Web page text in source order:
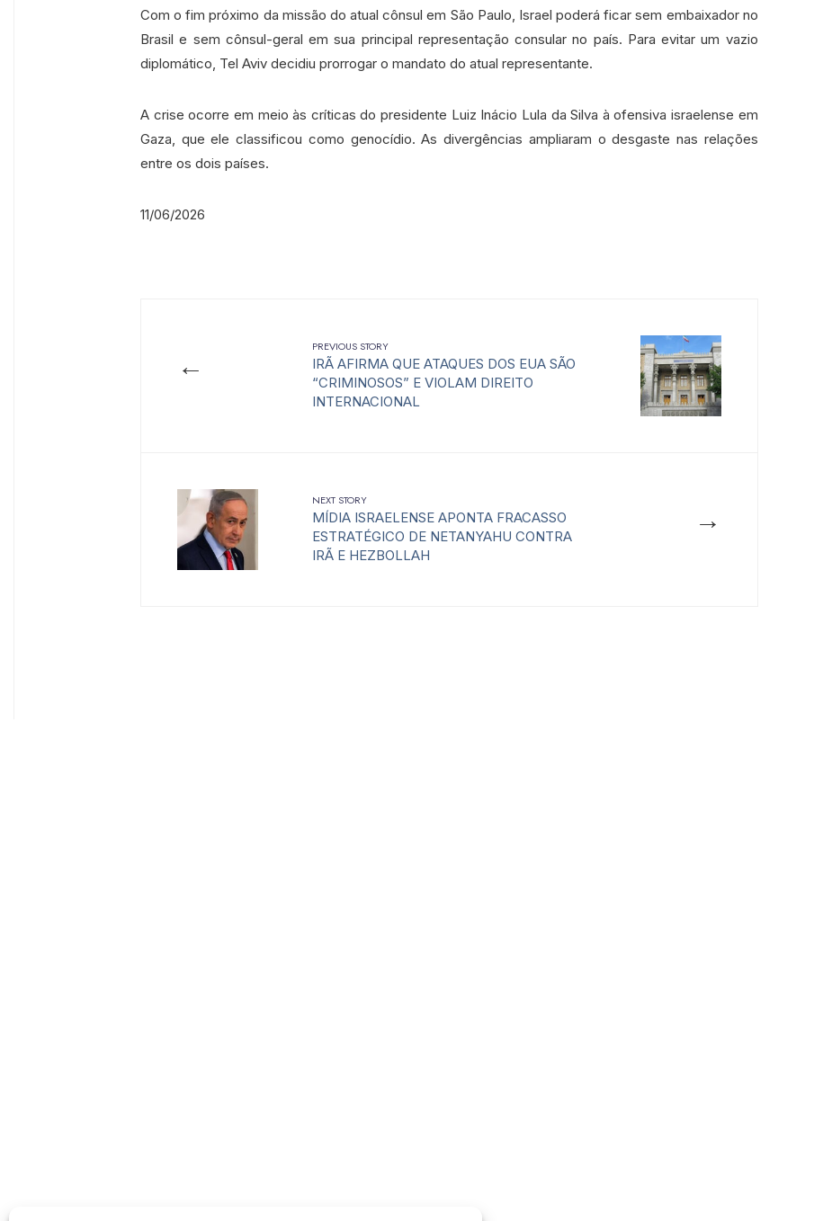
Com o fim próximo da missão do atual cônsul em São Paulo, Israel poderá ficar sem embaixador no
Brasil e sem cônsul-geral em sua principal representação consular no país. Para evitar um vazio
diplomático, Tel Aviv decidiu prorrogar o mandato do atual representante.
A crise ocorre em meio às críticas do presidente Luiz Inácio Lula da Silva à ofensiva israelense em
Gaza, que ele classificou como genocídio. As divergências ampliaram o desgaste nas relações
entre os dois países.
11/06/2026
←
PREVIOUS STORY
IRÃ AFIRMA QUE ATAQUES DOS EUA SÃO
“CRIMINOSOS” E VIOLAM DIREITO
INTERNACIONAL
→
NEXT STORY
MÍDIA ISRAELENSE APONTA FRACASSO
ESTRATÉGICO DE NETANYAHU CONTRA
IRÃ E HEZBOLLAH